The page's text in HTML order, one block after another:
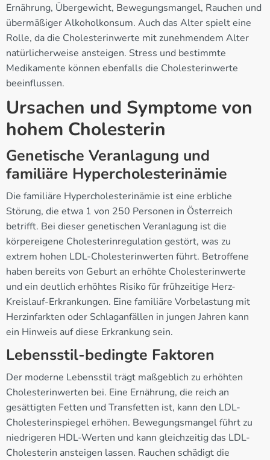
Ernährung, Übergewicht, Bewegungsmangel, Rauchen und
übermäßiger Alkoholkonsum. Auch das Alter spielt eine
Rolle, da die Cholesterinwerte mit zunehmendem Alter
natürlicherweise ansteigen. Stress und bestimmte
Medikamente können ebenfalls die Cholesterinwerte
beeinflussen.
Ursachen und Symptome von
hohem Cholesterin
Genetische Veranlagung und
familiäre Hypercholesterinämie
Die familiäre Hypercholesterinämie ist eine erbliche
Störung, die etwa 1 von 250 Personen in Österreich
betrifft. Bei dieser genetischen Veranlagung ist die
körpereigene Cholesterinregulation gestört, was zu
extrem hohen LDL-Cholesterinwerten führt. Betroffene
haben bereits von Geburt an erhöhte Cholesterinwerte
und ein deutlich erhöhtes Risiko für frühzeitige Herz-
Kreislauf-Erkrankungen. Eine familiäre Vorbelastung mit
Herzinfarkten oder Schlaganfällen in jungen Jahren kann
ein Hinweis auf diese Erkrankung sein.
Lebensstil-bedingte Faktoren
Der moderne Lebensstil trägt maßgeblich zu erhöhten
Cholesterinwerten bei. Eine Ernährung, die reich an
gesättigten Fetten und Transfetten ist, kann den LDL-
Cholesterinspiegel erhöhen. Bewegungsmangel führt zu
niedrigeren HDL-Werten und kann gleichzeitig das LDL-
Cholesterin ansteigen lassen. Rauchen schädigt die